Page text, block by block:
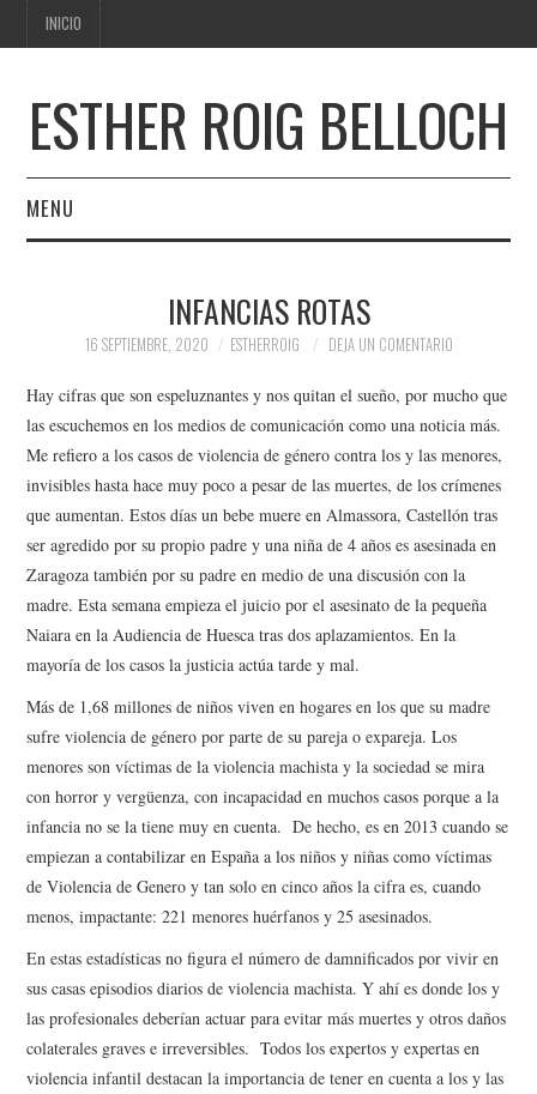
INICIO
ESTHER ROIG BELLOCH
MENU
INFANCIAS ROTAS
16 SEPTIEMBRE, 2020 ESTHERROIG DEJA UN COMENTARIO
Hay cifras que son espeluznantes y nos quitan el sueño, por mucho que
las escuchemos en los medios de comunicación como una noticia más.
Me refiero a los casos de violencia de género contra los y las menores,
invisibles hasta hace muy poco a pesar de las muertes, de los crímenes
que aumentan. Estos días un bebe muere en Almassora, Castellón tras
ser agredido por su propio padre y una niña de 4 años es asesinada en
Zaragoza también por su padre en medio de una discusión con la
madre. Esta semana empieza el juicio por el asesinato de la pequeña
Naiara en la Audiencia de Huesca tras dos aplazamientos. En la
mayoría de los casos la justicia actúa tarde y mal.
Más de 1,68 millones de niños viven en hogares en los que su madre
sufre violencia de género por parte de su pareja o expareja. Los
menores son víctimas de la violencia machista y la sociedad se mira
con horror y vergüenza, con incapacidad en muchos casos porque a la
infancia no se la tiene muy en cuenta. De hecho, es en 2013 cuando se
empiezan a contabilizar en España a los niños y niñas como víctimas
de Violencia de Genero y tan solo en cinco años la cifra es, cuando
menos, impactante: 221 menores huérfanos y 25 asesinados.
En estas estadísticas no figura el número de damnificados por vivir en
sus casas episodios diarios de violencia machista. Y ahí es donde los y
las profesionales deberían actuar para evitar más muertes y otros daños
colaterales graves e irreversibles. Todos los expertos y expertas en
violencia infantil destacan la importancia de tener en cuenta a los y las